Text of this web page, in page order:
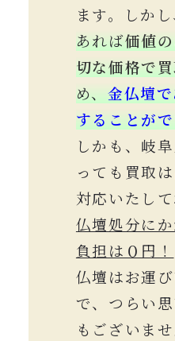
ます。しかし
あれば価値
切な価格で買
め、金仏壇
することが
しかも、岐
っても買取は
対応いたし
仏壇処分に
負担は０円！
仏壇はお運
で、つらい
もございませ